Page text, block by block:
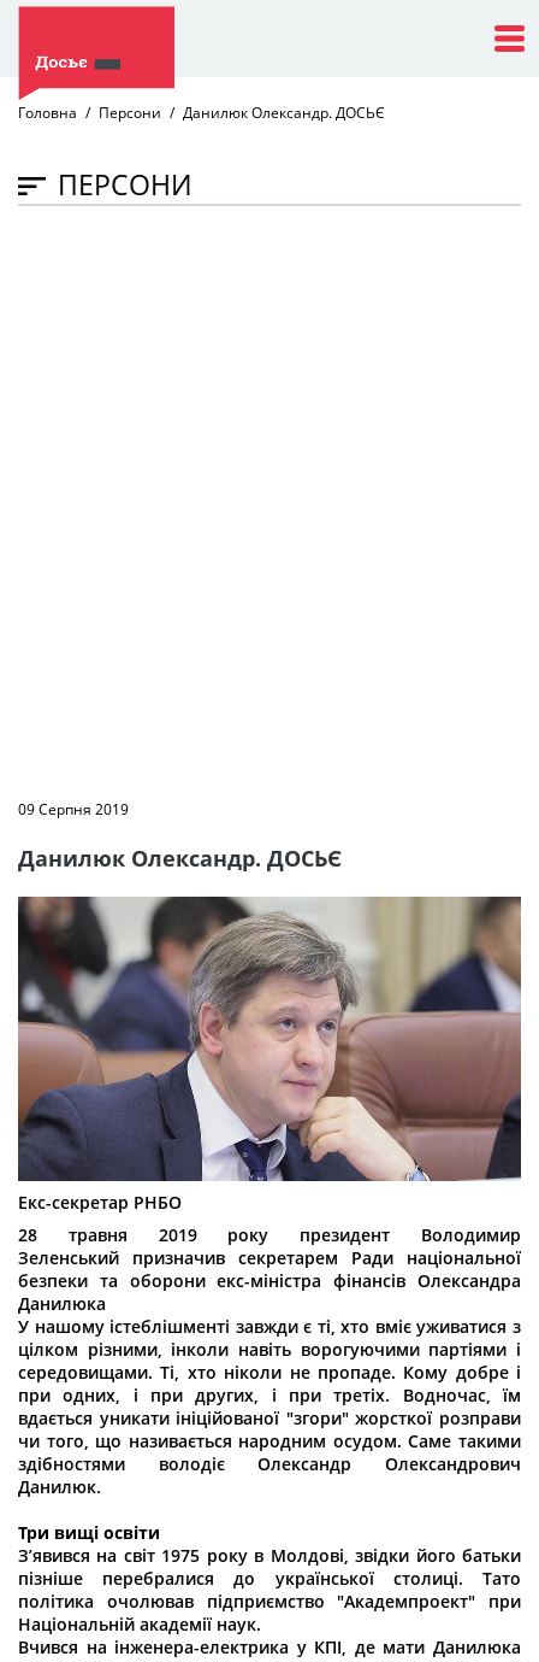
Головна Персони Данилюк Олександр. ДОСЬЄ
ПЕРСОНИ
09 Серпня 2019
Данилюк Олександр. ДОСЬЄ
Екс-секретар РНБО
28 травня 2019 року президент Володимир
Зеленський призначив секретарем Ради національної
безпеки та оборони екс-міністра фінансів Олександра
Данилюка
У нашому істеблішменті завжди є ті, хто вміє уживатися з
цілком різними, інколи навіть ворогуючими партіями і
середовищами. Ті, хто ніколи не пропаде. Кому добре і
при одних, і при других, і при третіх. Водночас, їм
вдається уникати ініційованої "згори" жорсткої розправи
чи того, що називається народним осудом. Саме такими
здібностями володіє Олександр Олександрович
Данилюк.
Три вищі освіти
З’явився на світ 1975 року в Молдові, звідки його батьки
пізніше перебралися до української столиці. Тато
політика очолював підприємство "Академпроект" при
Національній академії наук.
Вчився на інженера-електрика у КПІ, де мати Данилюка